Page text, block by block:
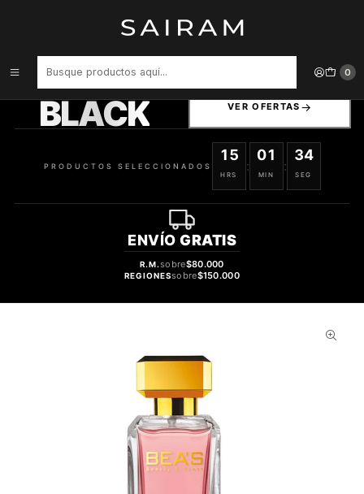
0
Perfume Beas Beautifull Life Clon La Vie Est Belle Lancome Mujer
BLACK VER OFERTAS
PRODUCTOS SELECCIONADOS
15
HRS
:
01
MIN
:
33
SEG
ENVÍO GRATIS
R.M.sobre$80.000
REGIONESsobre$150.000